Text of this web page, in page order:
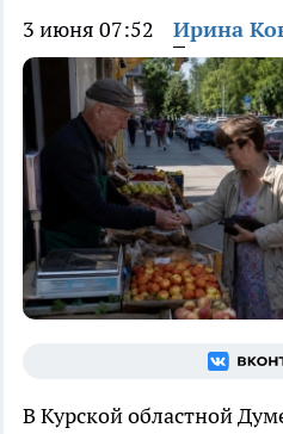
3 июня 07:52 Ирина
В Курской областной